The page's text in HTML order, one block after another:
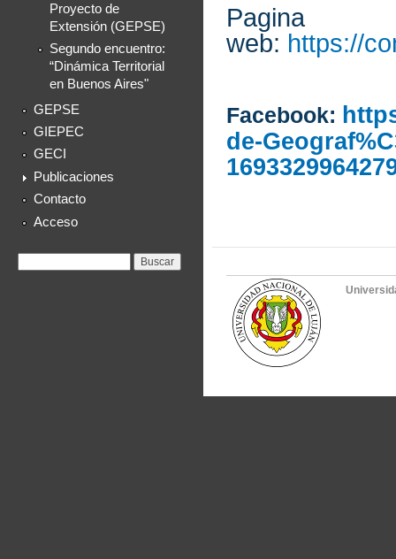
Proyecto de
Extensión (GEPSE)
Segundo encuentro:
“Dinámica Territorial
en Buenos Aires"
GEPSE
GIEPEC
GECI
Publicaciones
Contacto
Acceso
Pagina
web: https://
Facebook:
de-